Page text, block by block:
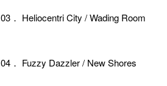
03． Heliocentri City / Wading Room
04． Fuzzy Dazzler / New Shores